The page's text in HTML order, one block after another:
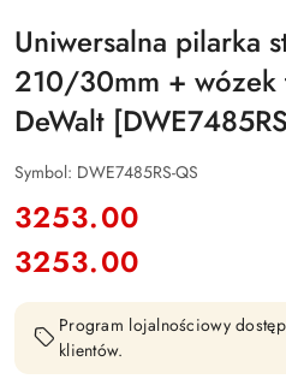
Uniwersalna pilarka
210/30mm + wózek
DeWalt
Symbol: DWE7485RS-QS
cena:
3253.00
Cena:
3253.00
Program lojalnościowy
klientów.